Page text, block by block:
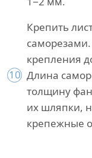
10
Крепить
крепления
Длина
толщину
их шляпки,
крепежные